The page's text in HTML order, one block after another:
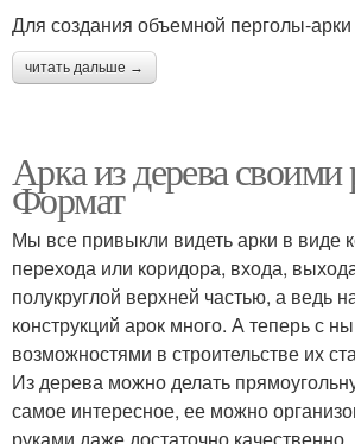
Для создания объемной перголы-
читать дальше →
Арка из дерева своими
Формат
Мы все привыкли видеть арки в виде
перехода или коридора, входа,
полукруглой верхней частью, а ведь
конструкций арок много. А теперь с
возможностями в строительстве их
Из дерева можно делать
самое интересное, ее можно